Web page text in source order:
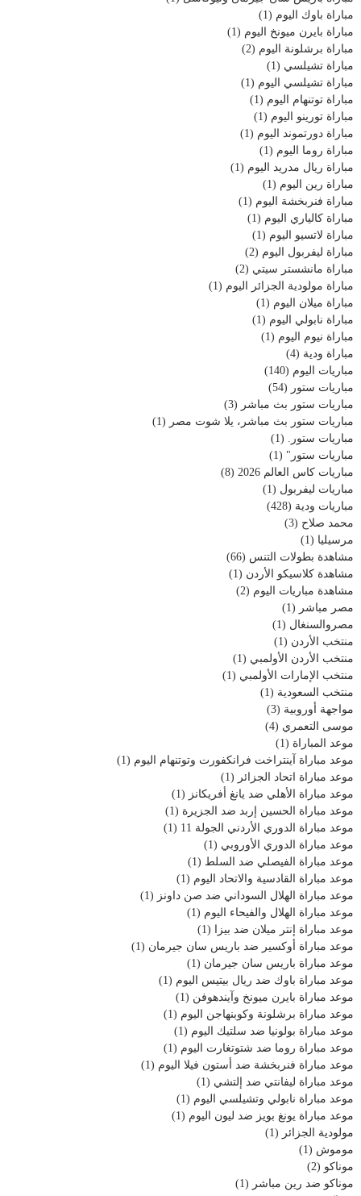
مباراة باوك اليوم (1)
مباراة بايرن ميونخ اليوم (1)
مباراة برشلونة اليوم (2)
مباراة تشيلسي (1)
مباراة تشيلسي اليوم (1)
مباراة توتنهام اليوم (1)
مباراة تورينو اليوم (1)
مباراة دورتموند اليوم (1)
مباراة روما اليوم (1)
مباراة ريال مدريد اليوم (1)
مباراة رين اليوم (1)
مباراة فنربخشة اليوم (1)
مباراة كالياري اليوم (1)
مباراة لاتسيو اليوم (1)
مباراة ليفربول اليوم (2)
مباراة مانشستر سيتي (2)
مباراة مولودية الجزائر اليوم (1)
مباراة ميلان اليوم (1)
مباراة نابولي اليوم (1)
مباراة نيوم اليوم (1)
مباراة ودية (4)
مباريات اليوم (140)
مباريات ستور (54)
مباريات ستور بث مباشر (3)
مباريات ستور بث مباشر، يلا شوت مصر (1)
مباريات ستور. (1)
مباريات ستور" (1)
مباريات كاس العالم 2026
(8)
مباريات ليفربول (1)
مباريات ودية (428)
محمد صلاح (3)
مرسيليا (1)
مشاهدة بطولات التنس (66)
مشاهدة كلاسيكو الأردن (1)
مشاهدة مباريات اليوم (2)
مصر مباشر (1)
مصروالسنغال (1)
منتخب الأردن (1)
منتخب الأردن الأولمبي (1)
منتخب الإمارات الأولمبي (1)
منتخب السعودية (1)
مواجهة أوروبية (3)
موسى التعمري (4)
موعد المباراة (1)
موعد مباراة آينتراخت فرانكفورت وتوتنهام اليوم (1)
موعد مباراة اتحاد الجزائر (1)
موعد مباراة الأهلي ضد يانغ أفريكانز (1)
موعد مباراة الحسين إربد ضد الجزيرة (1)
موعد مباراة الدوري الأردني الجولة 11
(1)
موعد مباراة الدوري الأوروبي (1)
موعد مباراة الفيصلي ضد السلط (1)
موعد مباراة القادسية والاتحاد اليوم (1)
موعد مباراة الهلال السوداني ضد صن داونز (1)
موعد مباراة الهلال والفيحاء اليوم (1)
موعد مباراة إنتر ميلان ضد بيزا (1)
موعد مباراة أوكسير ضد باريس سان جيرمان (1)
موعد مباراة باريس سان جيرمان (1)
موعد مباراة باوك ضد ريال بيتيس اليوم (1)
موعد مباراة بايرن ميونخ وآيندهوفن (1)
موعد مباراة برشلونة وكوبنهاجن اليوم (1)
موعد مباراة بولونيا ضد سلتيك اليوم (1)
موعد مباراة روما ضد شتوتغارت اليوم (1)
موعد مباراة فنربخشة ضد أستون فيلا اليوم (1)
موعد مباراة ليفانتي ضد إلتشي (1)
موعد مباراة نابولي وتشيلسي اليوم (1)
موعد مباراة يونغ بويز ضد ليون اليوم (1)
مولودية الجزائر (1)
موموش (1)
موناكو (2)
موناكو ضد رين مباشر (1)